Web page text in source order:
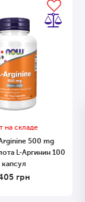
на складе
500 mg
L-Аргинин 100
капсул
грн